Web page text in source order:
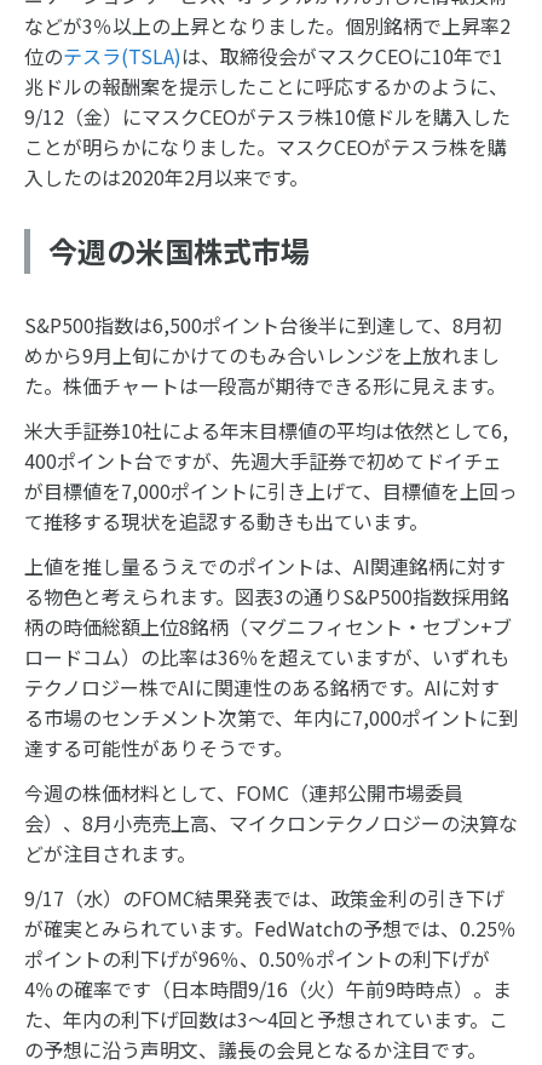
などが3％以上の上昇となりました。個別銘柄で上昇率2
位のテスラ(TSLA)は、取締役会がマスクCEOに10年で1
兆ドルの報酬案を提示したことに呼応するかのように、
9/12（金）にマスクCEOがテスラ株10億ドルを購入した
ことが明らかになりました。マスクCEOがテスラ株を購
入したのは2020年2月以来です。
今週の米国株式市場
S&P500指数は6,500ポイント台後半に到達して、8月初
めから9月上旬にかけてのもみ合いレンジを上放れまし
た。株価チャートは一段高が期待できる形に見えます。
米大手証券10社による年末目標値の平均は依然として6,
400ポイント台ですが、先週大手証券で初めてドイチェ
が目標値を7,000ポイントに引き上げて、目標値を上回っ
て推移する現状を追認する動きも出ています。
上値を推し量るうえでのポイントは、AI関連銘柄に対す
る物色と考えられます。図表3の通りS&P500指数採用銘
柄の時価総額上位8銘柄（マグニフィセント・セブン+ブ
ロードコム）の比率は36％を超えていますが、いずれも
テクノロジー株でAIに関連性のある銘柄です。AIに対す
る市場のセンチメント次第で、年内に7,000ポイントに到
達する可能性がありそうです。
今週の株価材料として、FOMC（連邦公開市場委員
会）、8月小売売上高、マイクロンテクノロジーの決算な
どが注目されます。
9/17（水）のFOMC結果発表では、政策金利の引き下げ
が確実とみられています。FedWatchの予想では、0.25％
ポイントの利下げが96％、0.50％ポイントの利下げが
4％の確率です（日本時間9/16（火）午前9時時点）。ま
た、年内の利下げ回数は3～4回と予想されています。こ
の予想に沿う声明文、議長の会見となるか注目です。